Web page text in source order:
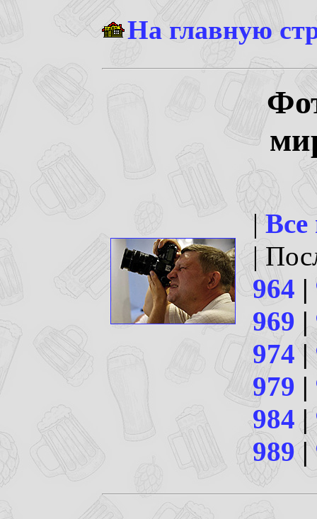
На главную
|
|
964 |
969 |
974|
979 |
984 |
989|